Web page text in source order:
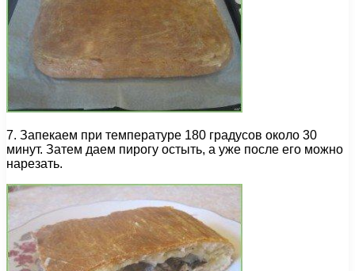
7. Запекаем при температуре 180 градусов около 30
минут. Затем даем пирогу остыть, а уже после его можно
нарезать.